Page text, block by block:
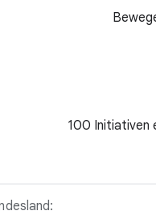
100 Initiativen